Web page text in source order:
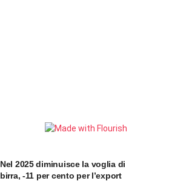
Nel 2025 diminuisce la voglia di
birra, -11 per cento per l’export